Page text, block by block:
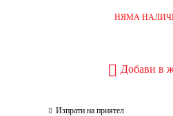
НЯМА
Добави в
Изпрати на приятел